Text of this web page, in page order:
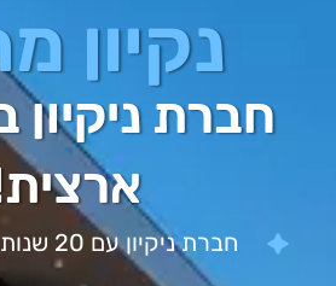
נקיון
ניקיון
ארצית!
חברת ניקיון עם 20 שנות ניסיון